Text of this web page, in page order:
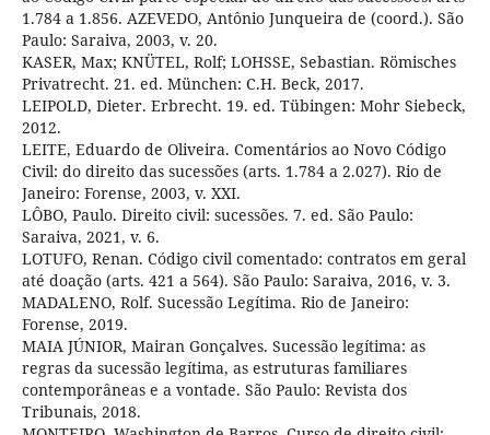
1.784 a 1.856. AZEVEDO, Antônio Junqueira de (coord.). São
Paulo: Saraiva, 2003, v. 20.
KASER, Max; KNÜTEL, Rolf; LOHSSE, Sebastian. Römisches
Privatrecht. 21. ed. München: C.H. Beck, 2017.
LEIPOLD, Dieter. Erbrecht. 19. ed. Tübingen: Mohr Siebeck,
2012.
LEITE, Eduardo de Oliveira. Comentários ao Novo Código
Civil: do direito das sucessões (arts. 1.784 a 2.027). Rio de
Janeiro: Forense, 2003, v. XXI.
LÔBO, Paulo. Direito civil: sucessões. 7. ed. São Paulo:
Saraiva, 2021, v. 6.
LOTUFO, Renan. Código civil comentado: contratos em geral
até doação (arts. 421 a 564). São Paulo: Saraiva, 2016, v. 3.
MADALENO, Rolf. Sucessão Legítima. Rio de Janeiro:
Forense, 2019.
MAIA JÚNIOR, Mairan Gonçalves. Sucessão legítima: as
regras da sucessão legítima, as estruturas familiares
contemporâneas e a vontade. São Paulo: Revista dos
Tribunais, 2018.